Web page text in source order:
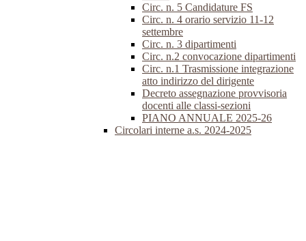
Circ. n. 5 Candidature FS
Circ. n. 4 orario servizio 11-12
settembre
Circ. n. 3 dipartimenti
Circ. n.2 convocazione dipartimenti
Circ. n.1 Trasmissione integrazione
atto indirizzo del dirigente
Decreto assegnazione provvisoria
docenti alle classi-sezioni
PIANO ANNUALE 2025-26
Circolari interne a.s. 2024-2025